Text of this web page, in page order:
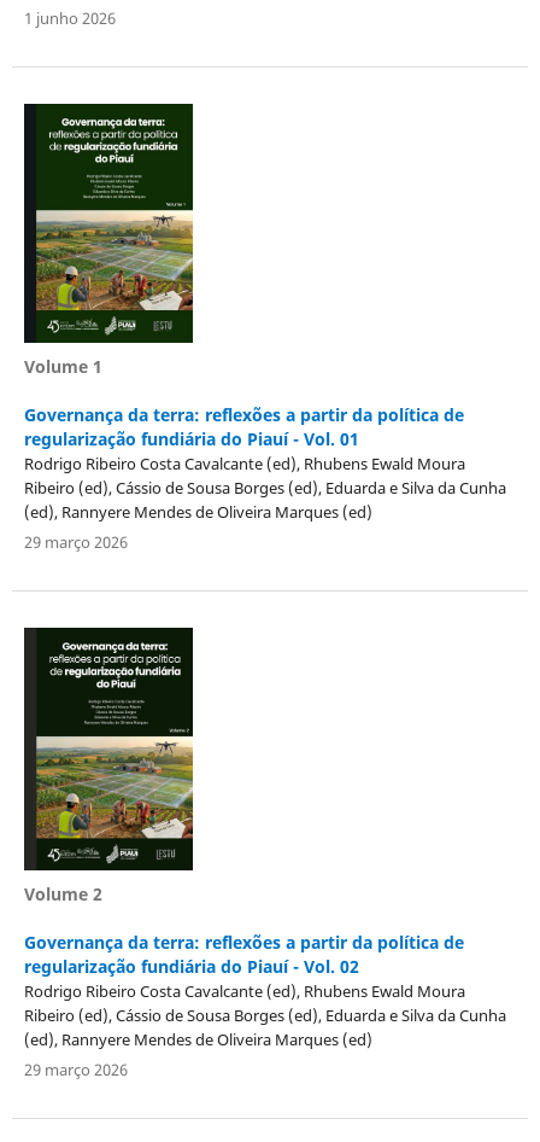
1 junho 2026
Volume 1
Governança da terra: reflexões a partir da política de
regularização fundiária do Piauí - Vol. 01
Rodrigo Ribeiro Costa Cavalcante (ed), Rhubens Ewald Moura
Ribeiro (ed), Cássio de Sousa Borges (ed), Eduarda e Silva da Cunha
(ed), Rannyere Mendes de Oliveira Marques (ed)
29 março 2026
Volume 2
Governança da terra: reflexões a partir da política de
regularização fundiária do Piauí - Vol. 02
Rodrigo Ribeiro Costa Cavalcante (ed), Rhubens Ewald Moura
Ribeiro (ed), Cássio de Sousa Borges (ed), Eduarda e Silva da Cunha
(ed), Rannyere Mendes de Oliveira Marques (ed)
29 março 2026